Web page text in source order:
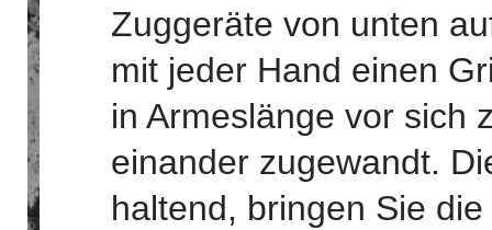
Zuggeräte von unten
mit jeder Hand einen
in Armeslänge vor sich
einander zugewandt.
haltend, bringen Sie